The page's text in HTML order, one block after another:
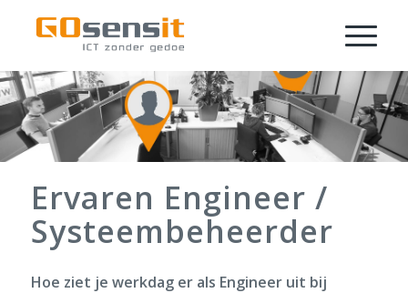
Ervaren Engineer /
Systeembeheerder
Hoe ziet je werkdag er als Engineer uit bij